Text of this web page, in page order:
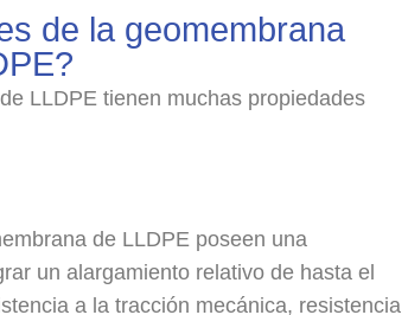
de la geomembrana
LLDPE tienen muchas propiedades
de LLDPE poseen una
un alargamiento relativo de hasta el
a la tracción mecánica, resistencia